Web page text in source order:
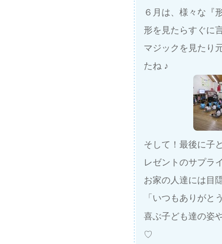
６月は、様々な『
形を見たらすぐに
マジックを見たり
たね ♪
そして！最後に子
レゼントのサプラ
お家の人達には目
「いつもありがと
喜ぶ子ども達の姿
♡